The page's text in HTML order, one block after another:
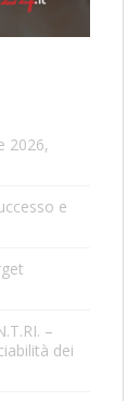
2026,
e
–
dei